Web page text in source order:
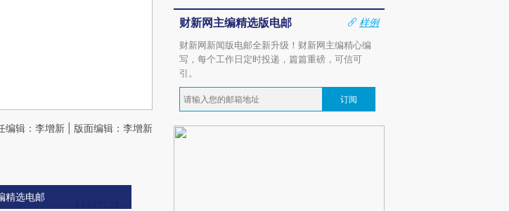
编辑：李增新 | 版面编辑：李增新
精选电邮
财新网主编精选版电邮
样例
财新网新闻版电邮全新升级！财新网主编精心编
写，每个工作日定时投递，篇篇重磅，可信可
引。
订阅